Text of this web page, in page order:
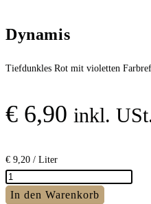
Dynamis
Tiefdunkles Rot mit violetten
€ 6,90 inkl.
€ 9,20 / Liter
Dynamis
Menge
In den Warenkorb